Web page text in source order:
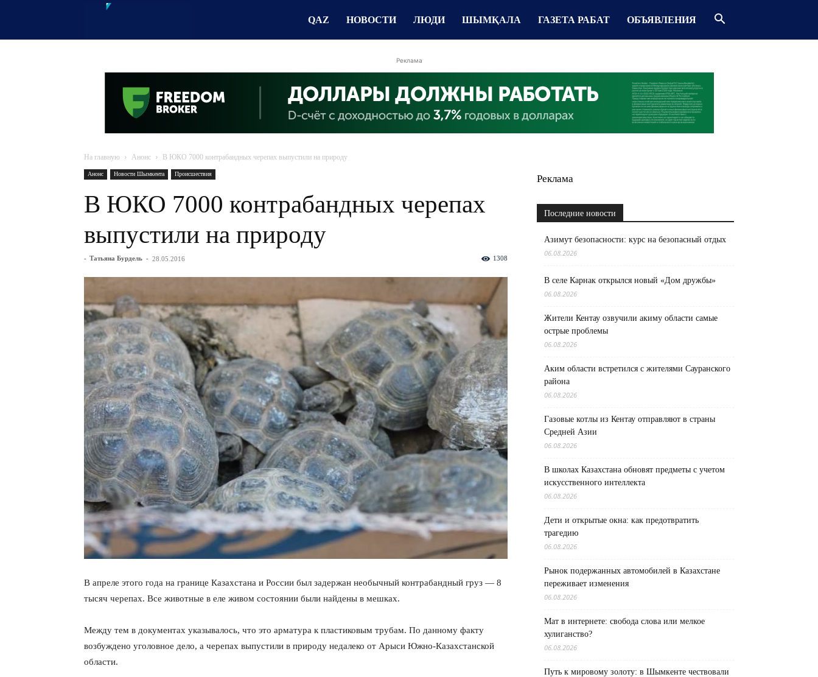
QAZ НОВОСТИ ЛЮДИ ШЫМҚАЛА ГАЗЕТА РАБАТ ОБЪЯВЛЕНИЯ
Реклама
На главную Анонс В ЮКО 7000 контрабандных черепах выпустили на природу
Анонс Новости Шымкента Происшествия
В ЮКО 7000 контрабандных черепах
выпустили на природу
- Татьяна Бурдель - 28.05.2016 1308
В апреле этого года на границе Казахстана и России был задержан необычный контрабандный груз — 8
тысяч черепах. Все животные в еле живом состоянии были найдены в мешках.
Между тем в документах указывалось, что это арматура к пластиковым трубам. По данному факту
возбуждено уголовное дело, а черепах выпустили в природу недалеко от Арыси Южно-Казахстанской
области.
Реклама
Последние новости
Азимут безопасности: курс на безопасный отдых
06.08.2026
В селе Карнак открылся новый «Дом дружбы»
06.08.2026
Жители Кентау озвучили акиму области самые
острые проблемы
06.08.2026
Аким области встретился с жителями Сауранского
района
06.08.2026
Газовые котлы из Кентау отправляют в страны
Средней Азии
06.08.2026
В школах Казахстана обновят предметы с учетом
искусственного интеллекта
06.08.2026
Дети и открытые окна: как предотвратить
трагедию
06.08.2026
Рынок подержанных автомобилей в Казахстане
переживает изменения
06.08.2026
Мат в интернете: свобода слова или мелкое
хулиганство?
06.08.2026
Путь к мировому золоту: в Шымкенте чествовали